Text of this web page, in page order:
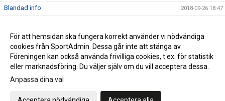
Blandad info 2018-09-26 18:47
Säsongsstart! 2018-08-07 20:28
F möte 2018-04-19 21:58
Gå till Webbversion
För att hemsidan ska fungera korrekt använder vi nödvändiga
cookies från SportAdmin. Dessa går inte att stänga av.
Föreningen kan också använda frivilliga cookies, t.ex. för statistik
eller marknadsföring. Du väljer själv om du vill acceptera dessa.
Anpassa dina val